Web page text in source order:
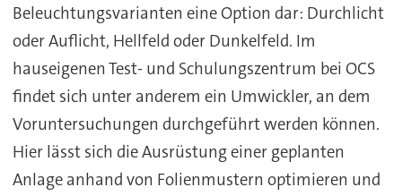
Beleuchtungsvarianten eine Option dar: Durchlicht
oder Auflicht, Hellfeld oder Dunkelfeld. Im
hauseigenen Test- und Schulungszentrum bei OCS
findet sich unter anderem ein Umwickler, an dem
Voruntersuchungen durchgeführt werden können.
Hier lässt sich die Ausrüstung einer geplanten
Anlage anhand von Folienmustern optimieren und